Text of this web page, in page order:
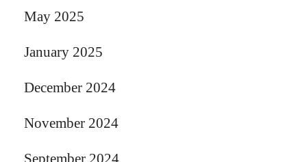
May 2025
January 2025
December 2024
November 2024
September 2024